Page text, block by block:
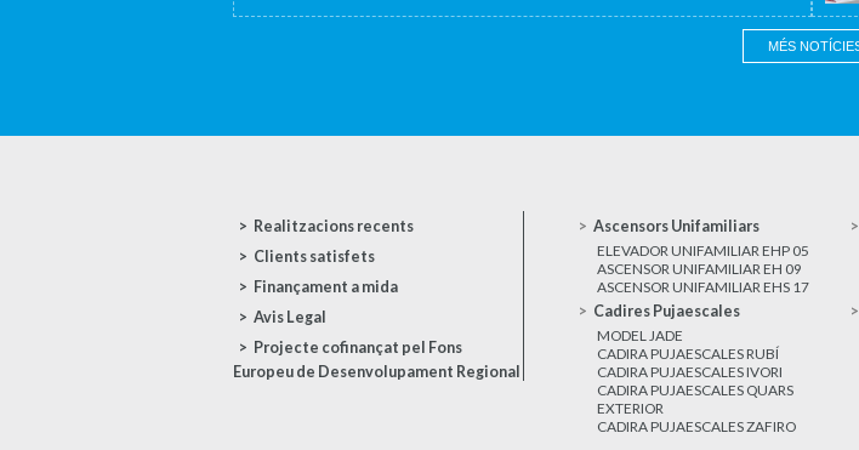
MÉS
Realitzacions recents
Clients satisfets
Finançament a mida
Avis Legal
Projecte cofinançat pel Fons
Europeu de Desenvolupament Regional
Ascensors Unifamiliars
ELEVADOR UNIFAMILIAR EHP 05
ASCENSOR UNIFAMILIAR EH 09
ASCENSOR UNIFAMILIAR EHS 17
Cadires Pujaescales
MODEL JADE
CADIRA PUJAESCALES RUBÍ
CADIRA PUJAESCALES IVORI
CADIRA PUJAESCALES QUARS
EXTERIOR
CADIRA PUJAESCALES ZAFIRO